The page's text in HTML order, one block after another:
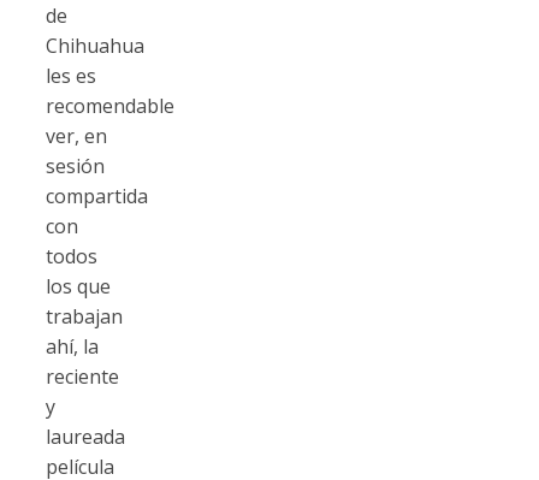
de
Chihuahua
les es
recomendable
ver, en
sesión
compartida
con
todos
los que
trabajan
ahí, la
reciente
y
laureada
película